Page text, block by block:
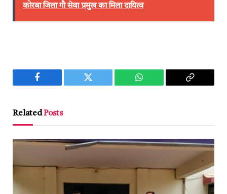
कोरबा जिला गौ सेवा प्रमुख का मिला दायित्व
Facebook Twitter WhatsApp
Copy
RelatedPosts